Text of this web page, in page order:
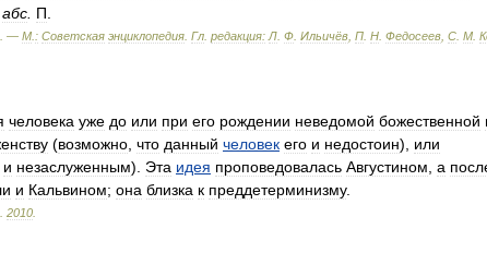
абс П
. — М : Советская энциклопедия Гл редакция: Л Ф Ильичёв П Н Федосеев С М
человека уже до или при его рождении неведомой божественной
(возможно что данный человек его и недостоин), или
и незаслуженным). Эта идея проповедовалась Августином а
и Кальвином; она близка к преддетерминизму.
2010